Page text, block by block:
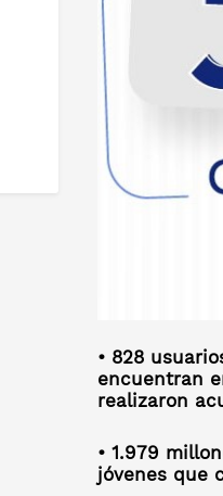
• 828
encuentran
realizaron
• 1.979
jóvenes que